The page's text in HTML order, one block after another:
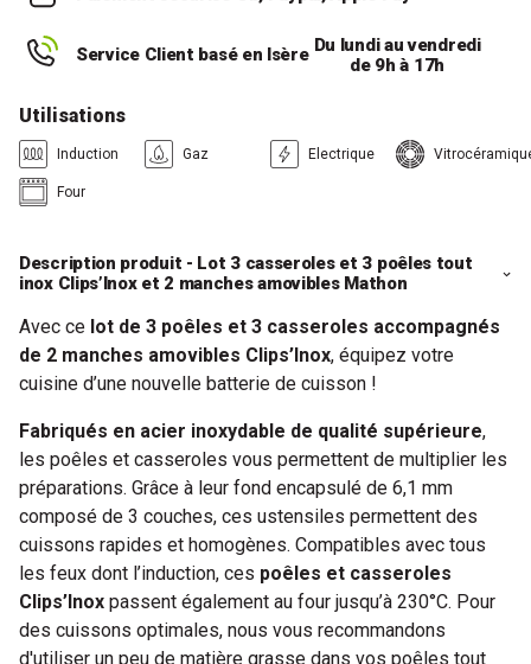
Service Client basé en Isère Du lundi au vendredi
de 9h à 17h
Utilisations
Induction Gaz Electrique
Four
Description produit - Lot 3 casseroles et 3 poêles tout
inox Clips’Inox et 2 manches amovibles Mathon
Avec ce lot de 3 poêles et 3 casseroles accompagnés
de 2 manches amovibles Clips’Inox, équipez votre
cuisine d’une nouvelle batterie de cuisson !
Fabriqués en acier inoxydable de qualité supérieure,
les poêles et casseroles vous permettent de multiplier les
préparations. Grâce à leur fond encapsulé de 6,1 mm
composé de 3 couches, ces ustensiles permettent des
cuissons rapides et homogènes. Compatibles avec tous
les feux dont l’induction, ces poêles et casseroles
Clips’Inox passent également au four jusqu’à 230°C. Pour
des cuissons optimales, nous vous recommandons
d'utiliser un peu de matière grasse dans vos poêles tout